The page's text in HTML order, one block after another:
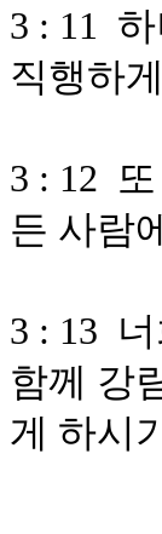
3 : 11
직행하
3 : 12
든 사람
3 : 13
함께 강
게 하시